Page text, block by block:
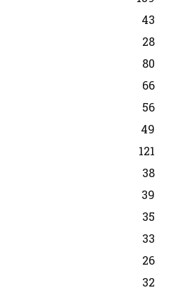
43
28
80
66
56
49
121
38
39
35
33
26
32